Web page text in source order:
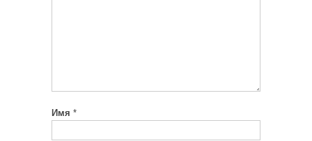
Имя *